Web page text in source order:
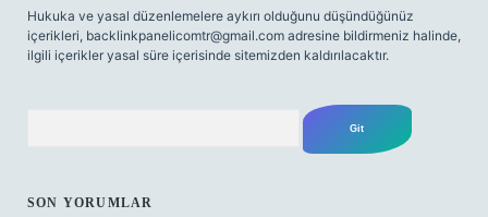
Hukuka ve yasal düzenlemelere aykırı olduğunu düşündüğünüz
içerikleri, backlinkpanelicomtr@gmail.com adresine bildirmeniz halinde,
ilgili içerikler yasal süre içerisinde sitemizden kaldırılacaktır.
SON YORUMLAR